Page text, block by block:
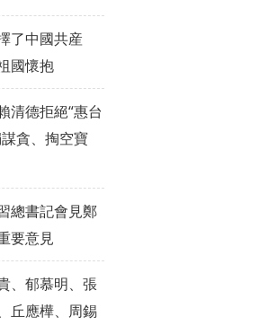
了中國共産
國懷抱
清德拒絕“惠台
貪、掏空寶
總書記會見鄭
要意見
、郁慕明、張
丘應樺、周錫